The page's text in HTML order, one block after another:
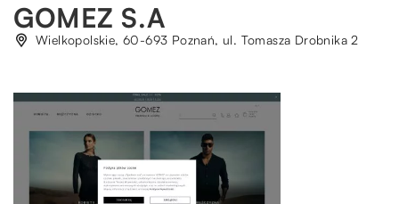
GOMEZ S.A
Wielkopolskie, 60-693 Poznań, ul. Tomasza Drobnika 2